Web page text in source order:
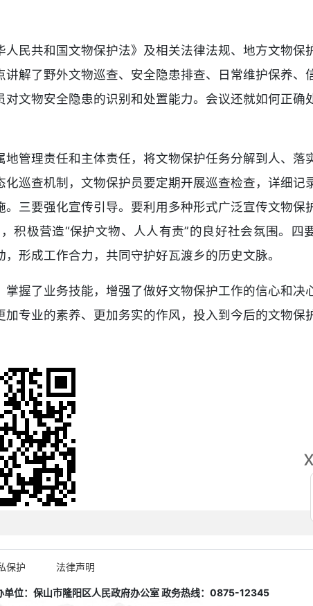
x
民共和国文物保护法》及相关法律法规、地方文物保
解了野外文物巡查、安全隐患排查、日常维护保养、
文物安全隐患的识别和处置能力。会议还就如何正确
管理责任和主体责任，将文物保护任务分解到人、落
巡查机制，文物保护员要定期开展巡查检查，详细记
三要强化宣传引导。要利用多种形式广泛宣传文物保
积极营造“保护文物、人人有责”的良好社会氛围。四
形成工作合力，共同守护好瓦渡乡的历史文脉。
握了业务技能，增强了做好文物保护工作的信心和决
专业的素养、更加务实的作风，投入到今后的文物保
保护 法律声明
单位：保山市隆阳区人民政府办公室 政务热线：0875-12345